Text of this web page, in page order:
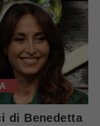
di Benedetta